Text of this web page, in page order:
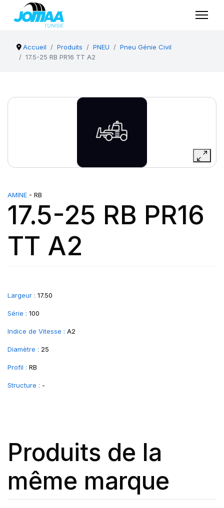
Accueil Produits PNEU
Pneu Génie Civil
17.5-25 RB PR16 TT A2
AMINE - RB
17.5-25 RB PR16
TT A2
Largeur : 17.50
Série : 100
Indice de Vitesse : A2
Diamètre : 25
Profil : RB
Structure : -
Produits de la
même marque